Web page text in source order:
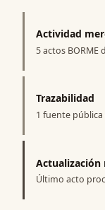
Actividad
5 actos
Trazabilidad
1 fuente
Actualización
Último acto